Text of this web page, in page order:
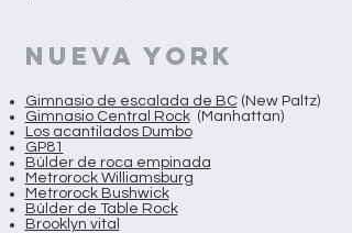
NUEVA YORK
Gimnasio de escalada de BC(New Paltz)
Gimnasio Central Rock(Manhattan)
Los acantilados Dumbo
GP81
Búlder de roca empinada
Metrorock Williamsburg
Metrorock Bushwick
Búlder de Table Rock
Brooklyn vital